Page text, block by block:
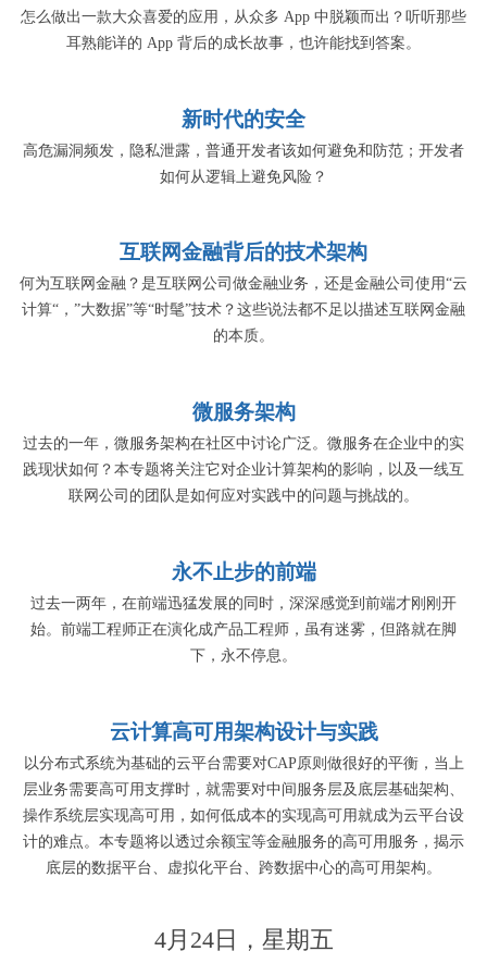
怎么做出一款大众喜爱的应用，从众多 App 中脱颖而出？听听那些
耳熟能详的 App 背后的成长故事，也许能找到答案。
新时代的安全
高危漏洞频发，隐私泄露，普通开发者该如何避免和防范；开发者
如何从逻辑上避免风险？
互联网金融背后的技术架构
何为互联网金融？是互联网公司做金融业务，还是金融公司使用“云
计算“，”大数据”等“时髦”技术？这些说法都不足以描述互联网金融
的本质。
微服务架构
过去的一年，微服务架构在社区中讨论广泛。微服务在企业中的实
践现状如何？本专题将关注它对企业计算架构的影响，以及一线互
联网公司的团队是如何应对实践中的问题与挑战的。
永不止步的前端
过去一两年，在前端迅猛发展的同时，深深感觉到前端才刚刚开
始。前端工程师正在演化成产品工程师，虽有迷雾，但路就在脚
下，永不停息。
云计算高可用架构设计与实践
以分布式系统为基础的云平台需要对CAP原则做很好的平衡，当上
层业务需要高可用支撑时，就需要对中间服务层及底层基础架构、
操作系统层实现高可用，如何低成本的实现高可用就成为云平台设
计的难点。本专题将以透过余额宝等金融服务的高可用服务，揭示
底层的数据平台、虚拟化平台、跨数据中心的高可用架构。
4月24日，星期五